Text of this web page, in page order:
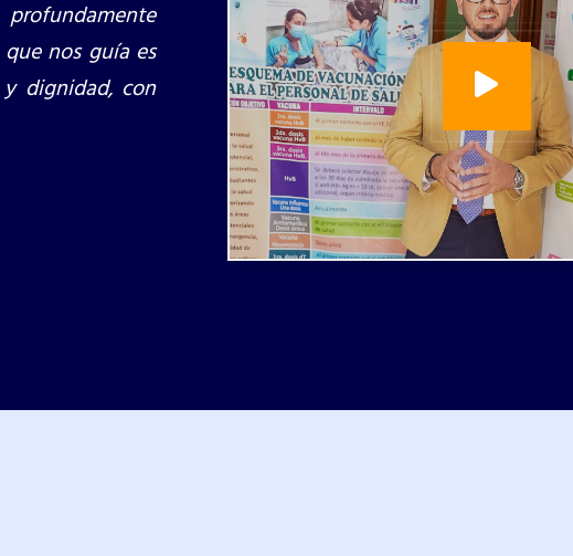
nos guía es
dignidad, con